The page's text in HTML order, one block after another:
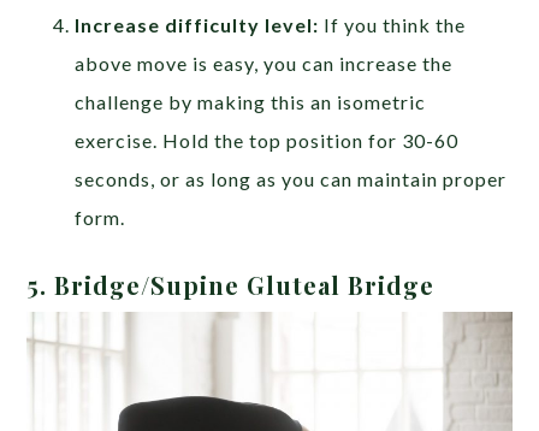
Increase difficulty level: If you think the
above move is easy, you can increase the
challenge by making this an isometric
exercise. Hold the top position for 30-60
seconds, or as long as you can maintain proper
form.
5. Bridge/Supine Gluteal Bridge